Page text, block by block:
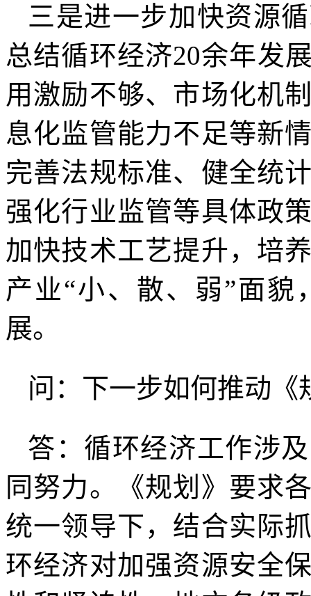
三是进一步加快资源
总结循环经济20余年发
用激励不够、市场化机
息化监管能力不足等新
完善法规标准、健全统
强化行业监管等具体政
加快技术工艺提升，培
产业“小、散、弱”面
展。
问：下一步如何推动《
答：循环经济工作涉
同努力。《规划》要求
统一领导下，结合实际
环经济对加强资源安全